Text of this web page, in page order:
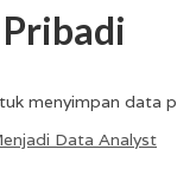
menyimpan
Data Analyst